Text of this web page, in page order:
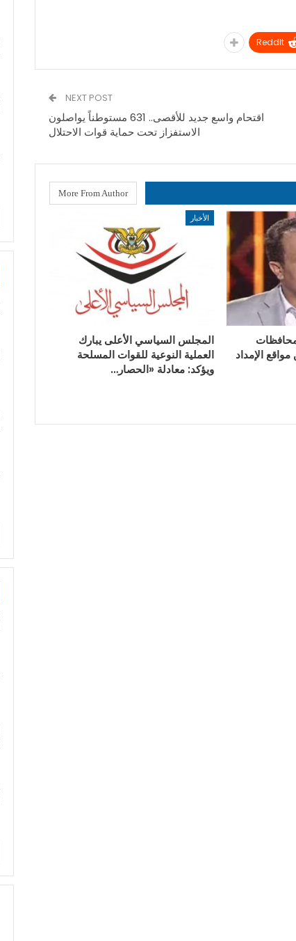
ReddIt
NEXT POST
اقتحام واسع جديد للأقصى.. 631 مستوطناً يواصلون
الاستفزاز تحت حماية قوات الاحتلال
More From Author
الإمداد
الأخبار
المجلس السياسي الأعلى يبارك
العملية النوعية للقوات المسلحة
ويؤكد: معادلة «الحصار…